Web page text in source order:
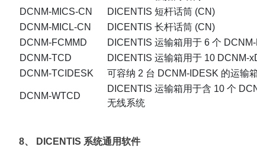
DCNM-MICS-CN
DICENTIS 短杆话筒 (CN)
DCNM-MICL-CN
DICENTIS 长杆话筒 (CN)
DCNM-FCMMD
DICENTIS 运输箱用于 6 个
DCNM-TCD
DICENTIS 运输箱用于 10 DCNM-
DCNM-TCIDESK
可容纳 2 台 DCNM-IDESK 的运输
DCNM-WTCD
DICENTIS 运输箱用于含 10 个
无线系统
8、 DICENTIS 系统通用软件